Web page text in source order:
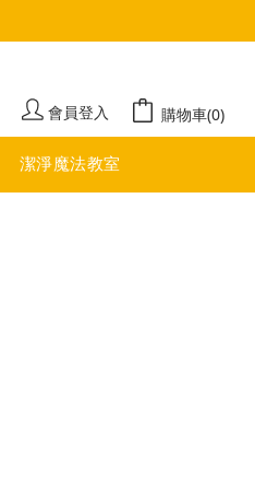
會員登入 購物車(0)
潔淨魔法教室